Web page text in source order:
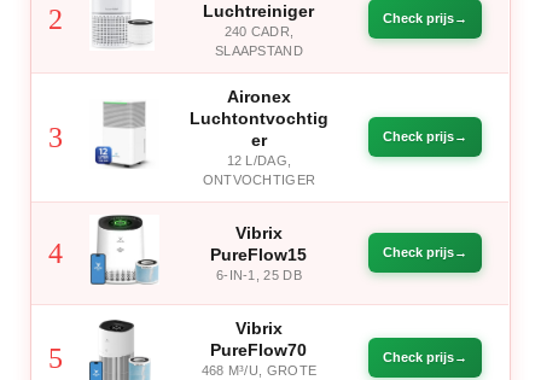
2
Luchtreiniger
240 CADR,
SLAAPSTAND
Check prijs
3
Aironex
Luchtontvochtig
er
12 L/DAG,
ONTVOCHTIGER
Check prijs
4
Vibrix
PureFlow15
6-IN-1, 25 DB
Check prijs
5
Vibrix
PureFlow70
468 M³/U, GROTE
Check prijs